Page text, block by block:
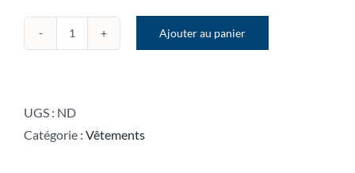
casquette
rose
Ajouter au panier
UGS : ND
Catégorie : Vêtements